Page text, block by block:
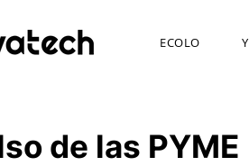
ECOLO
de las PYME